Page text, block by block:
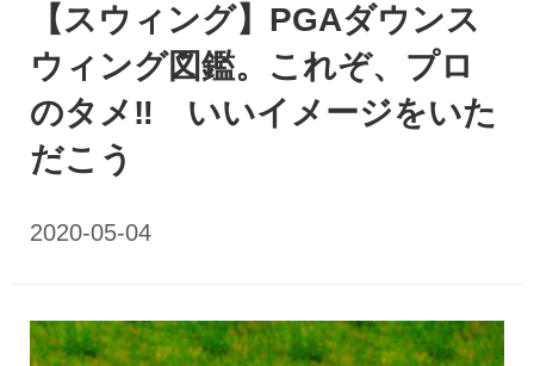
【スウィング】PGAダウンス
ウィング図鑑。これぞ、プロ
のタメ‼ いいイメージをいた
だこう